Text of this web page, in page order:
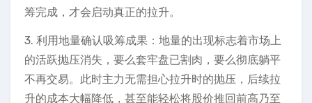
筹完成，才会启动真正的拉升。
3. 利用地量确认吸筹成果：地量的出现标志着市场上
的活跃抛压消失，要么套牢盘已割肉，要么彻底躺平
不再交易。此时主力无需担心拉升时的抛压，后续拉
升的成本大幅降低，甚至能轻松将股价推回前高乃至